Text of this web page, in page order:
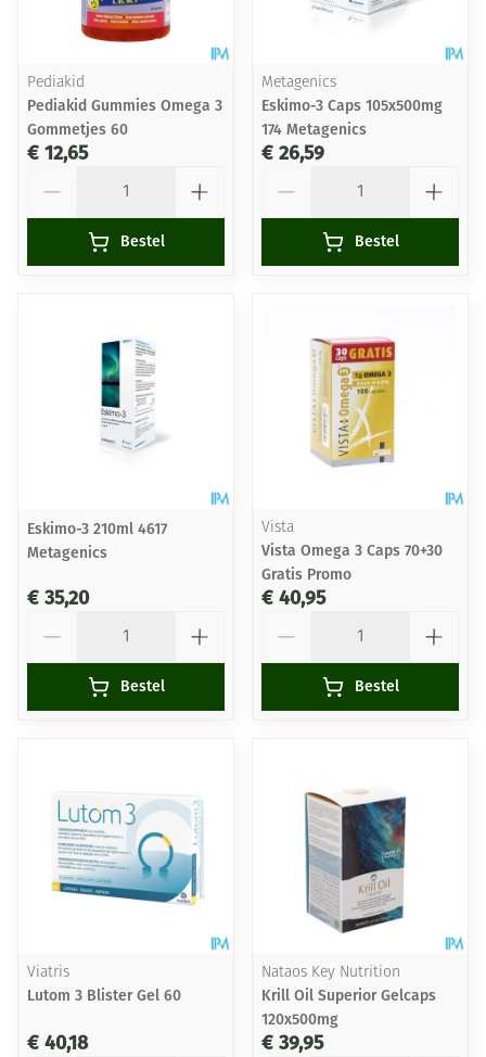
Pediakid
Pediakid Gummies Omega 3
Gommetjes 60
€ 12,65
Bestel
Metagenics
Eskimo-3 Caps 105x500mg
174 Metagenics
€ 26,59
Bestel
Eskimo-3 210ml 4617
Metagenics
€ 35,20
Bestel
Vista
Vista Omega 3 Caps 70+30
Gratis Promo
€ 40,95
Bestel
Viatris
Lutom 3 Blister Gel 60
€ 40,18
Nataos Key Nutrition
Krill Oil Superior Gelcaps
120x500mg
€ 39,95